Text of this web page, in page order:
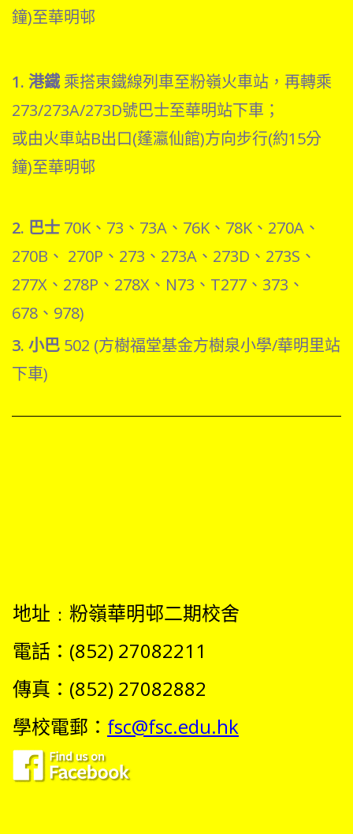
鐘)至華明邨
1. 港鐵乘搭東鐵線列車至粉嶺火車站，再轉乘
273/273A/273D號巴士至華明站下車；
或由火車站B出口(蓬瀛仙館)方向步行(約15分
鐘)至華明邨
2. 巴士 70K、73、73A、76K 、 78K 、 270A、
270B 、 270P、273、273A、273D、273S 、
277X、 278P 、 278X、N73、T277 、 373 、
678 、 978)
3. 小巴 502 (方樹福堂基金方樹泉小學/華明里站
下車)
地址﹕粉嶺華明邨二期校舍
電話：(852) 27082211
傳真：(852) 27082882
學校電郵： fsc@fsc.edu.hk